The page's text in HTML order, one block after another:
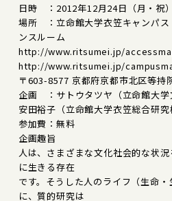
日時 ：2012年12月24日（月・
場所 ：立命館大学衣笠キャン
ンスルーム
http://www.ritsumei.jp/
http://www.ritsumei.jp/
〒603-8577 京都府京都市北区等持
企画 ：サトウタツヤ（立命館大学
安田裕子（立命館大学衣笠総合研究
参加費：無料
企画趣旨
人は、さまざまな文化社会的な状
に生きる存在
です。そうした人のライフ（生命
に、質的研究は